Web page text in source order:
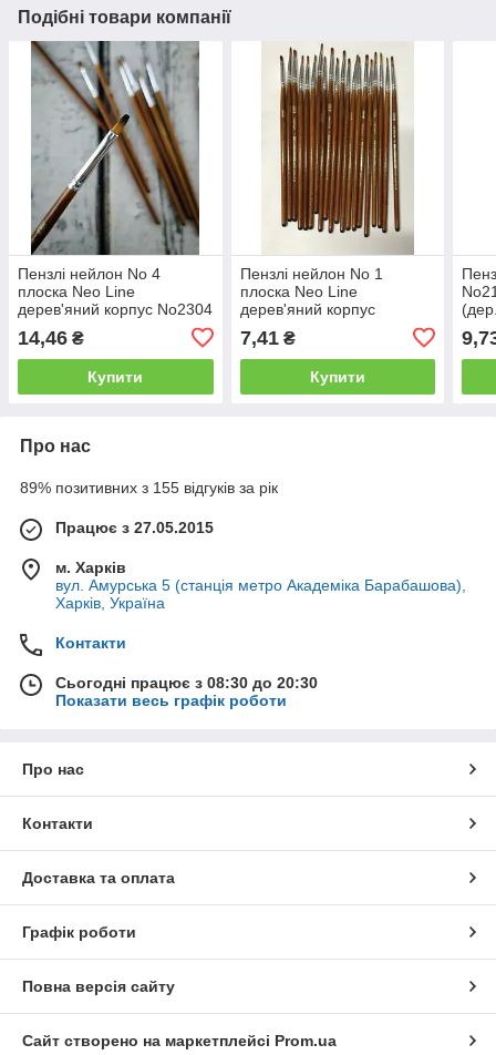
Подібні товари компанії
Пензлі нейлон No 4
плоска Neo Line
дерев'яний корпус No2304
14,46 ₴
Купити
Пензлі нейлон No 1
плоска Neo Line
дерев'яний корпус
No2301-BNR в пакованні
25 шт 15 см ціна за 1 шт.
7,41₴
Купити
Про нас
89% позитивних з 155 відгуків за рік
Працює з 27.05.2015
м. Харків
вул. Амурська 5 (станція метро Академіка Барабашова),
Харків, Україна
Контакти
Сьогодні працює з 08:30 до 20:30
Показати весь графік роботи
Про нас
Контакти
Доставка та оплата
Графік роботи
Повна версія сайту
Сайт створено на маркетплейсі Prom.ua